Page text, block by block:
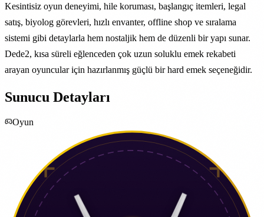
Kesintisiz oyun deneyimi, hile koruması, başlangıç itemleri, legal
satış, biyolog görevleri, hızlı envanter, offline shop ve sıralama
sistemi gibi detaylarla hem nostaljik hem de düzenli bir yapı sunar.
Dede2, kısa süreli eğlenceden çok uzun soluklu emek rekabeti
arayan oyuncular için hazırlanmış güçlü bir hard emek seçeneğidir.
Sunucu Detayları
Oyun